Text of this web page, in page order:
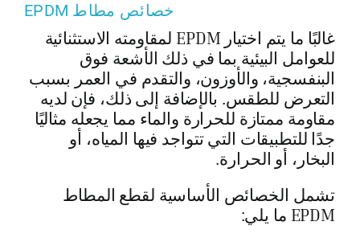
خصائص مطاط EPDM
غالبًا ما يتم اختيار EPDM لمقاومته الاستثنائية
للعوامل البيئية بما في ذلك الأشعة فوق
البنفسجية، والأوزون، والتقدم في العمر بسبب
التعرض للطقس. بالإضافة إلى ذلك، فإن لديه
مقاومة ممتازة للحرارة والماء مما يجعله مثاليًا
جدًا للتطبيقات التي تتواجد فيها المياه، أو
البخار، أو الحرارة.
تشمل الخصائص الأساسية لقطع المطاط
EPDM ما يلي: